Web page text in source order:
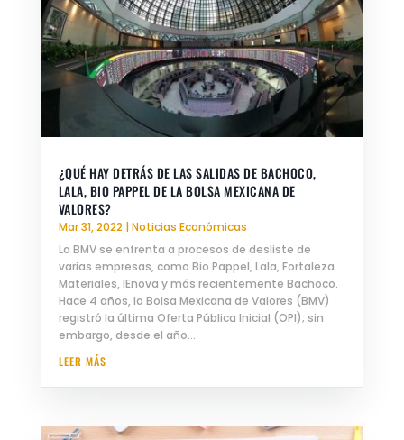
¿QUÉ HAY DETRÁS DE LAS SALIDAS DE BACHOCO,
LALA, BIO PAPPEL DE LA BOLSA MEXICANA DE
VALORES?
Mar 31, 2022|Noticias Económicas
La BMV se enfrenta a procesos de desliste de
varias empresas, como Bio Pappel, Lala, Fortaleza
Materiales, IEnova y más recientemente Bachoco.
Hace 4 años, la Bolsa Mexicana de Valores (BMV)
registró la última Oferta Pública Inicial (OPI); sin
embargo, desde el año...
LEER MÁS